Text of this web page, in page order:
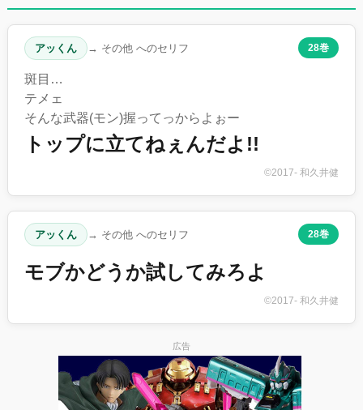
アッくん → その他 へのセリフ 28巻
斑目…
テメェ
そんな武器(モン)握ってっからよぉー
トップに立てねぇんだよ!!
©2017- 和久井健
アッくん → その他 へのセリフ 28巻
モブかどうか試してみろよ
©2017- 和久井健
広告